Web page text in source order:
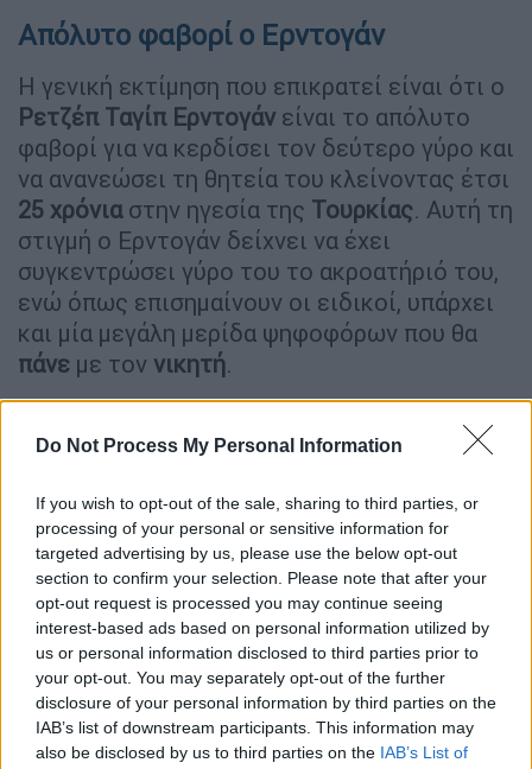
Do Not Process My Personal Information
If you wish to opt-out of the sale, sharing to third parties, or
processing of your personal or sensitive information for
targeted advertising by us, please use the below opt-out
section to confirm your selection. Please note that after your
opt-out request is processed you may continue seeing
interest-based ads based on personal information utilized by
us or personal information disclosed to third parties prior to
your opt-out. You may separately opt-out of the further
disclosure of your personal information by third parties on the
IAB’s list of downstream participants. This information may
also be disclosed by us to third parties on the IAB’s List of
Απόλυτο φαβορί ο Ερντογάν
Η γενική εκτίμηση που επικρατεί είναι ότι ο
Ρετζέπ Ταγίπ Ερντογάν είναι το απόλυτο
φαβορί για να κερδίσει τον δεύτερο γύρο και
να ανανεώσει τη θητεία του κλείνοντας έτσι
25 χρόνιαστην ηγεσία της Τουρκίας. Αυτή τη
στιγμή ο Ερντογάν δείχνει να έχει
συγκεντρώσει γύρο του το ακροατήριό του,
ενώ όπως επισημαίνουν οι ειδικοί, υπάρχει
και μία μεγάλη μερίδα ψηφοφόρων που θα
πάνε με τον νικητή.
Παράλληλα, όπως τόνισε ο ιστορικός και
αναλυτήςΣονέρ Καγαπτάι, φαίνεται ότι η
κατάφερε να συσπειρώσει το σύνολο των
αντι-ερτνγοανικών ψηφοφόρων. Έτσι, λόγω
και της μεγάλης συσπείρωσης που πέτυχε ο
Ερντογάν τις τελευταίες μέρες της
προεκλογικής, κατάφερε να καταγράψει
καθαρή νίκη, περίπου τεσσάρων μονάδων.
«Θα εξετάσω τις επιλογές μου» λέει ο
απόλυτος ρυθμιστής του β' γύρου